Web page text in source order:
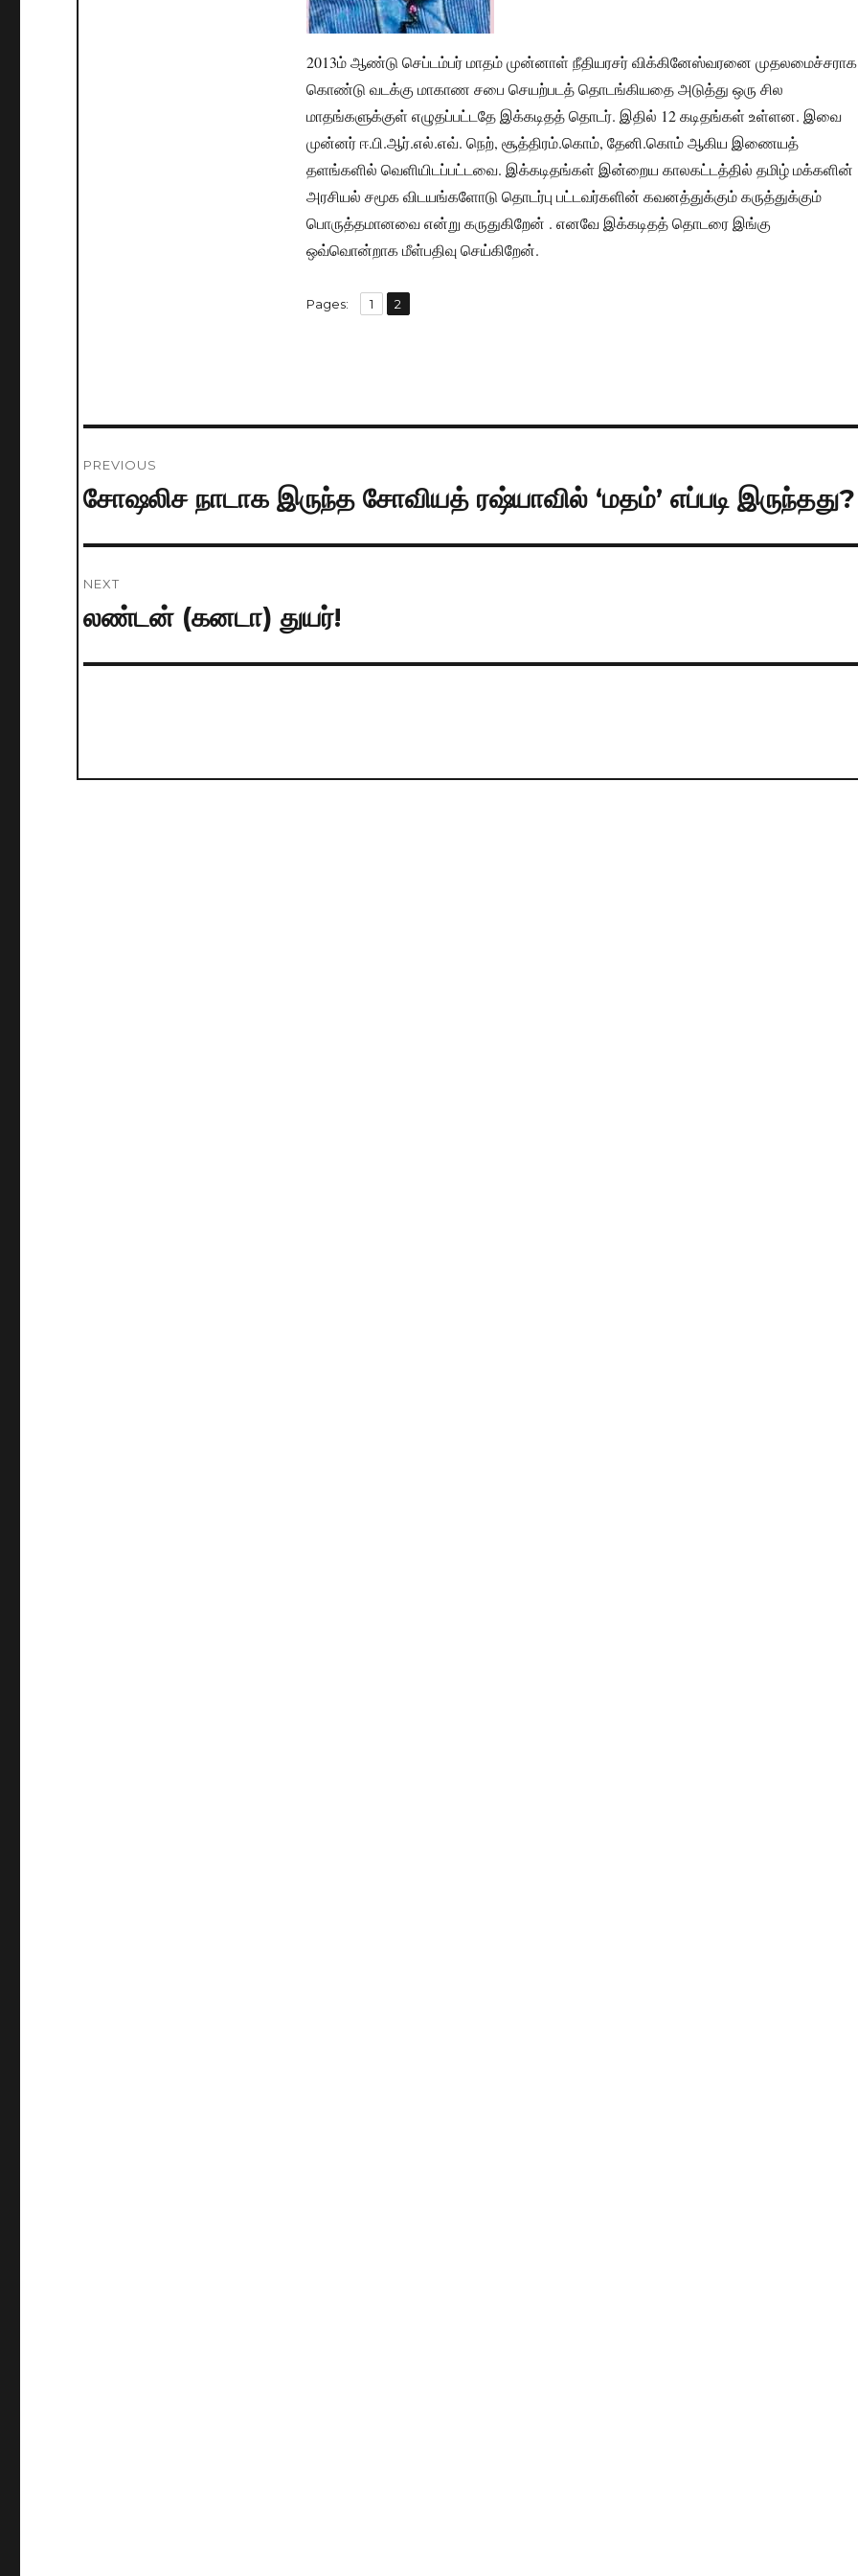
2013ம் ஆண்டு செப்டம்பர் மாதம் முன்னாள் நீதியரசர் விக்கினேஸ்வரனை முதலமைச்சராக
கொண்டு வடக்கு மாகாண சபை செயற்படத் தொடங்கியதை அடுத்து ஒரு சில
மாதங்களுக்குள் எழுதப்பட்டதே இக்கடிதத் தொடர். இதில் 12 கடிதங்கள் உள்ளன. இவை
முன்னர் ஈ.பி.ஆர்.எல்.எவ். நெற், சூத்திரம்.கொம், தேனி.கொம் ஆகிய இணையத்
தளங்களில் வெளியிடப்பட்டவை. இக்கடிதங்கள் இன்றைய காலகட்டத்தில் தமிழ் மக்களின்
அரசியல் சமூக விடயங்களோடு தொடர்பு பட்டவர்களின் கவனத்துக்கும் கருத்துக்கும்
பொருத்தமானவை என்று கருதுகிறேன் . எனவே இக்கடிதத் தொடரை இங்கு
ஒவ்வொன்றாக மீள்பதிவு செய்கிறேன்.
Pages: Page
1 ,
Page
2
navigation
PREVIOUS
Previous
சோஷலிச நாடாக இருந்த சோவியத் ரஷ்யாவில் ‘மதம்’ எப்படி இருந்தது?
NEXT
Next
லண்டன் (கனடா) துயர்!